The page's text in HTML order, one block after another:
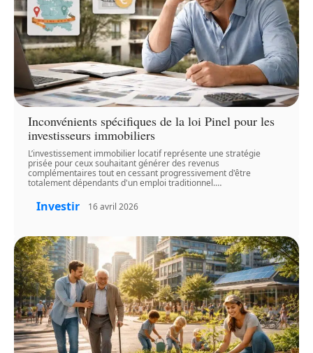
Inconvénients spécifiques de la loi Pinel pour les
investisseurs immobiliers
L’investissement immobilier locatif représente une stratégie
prisée pour ceux souhaitant générer des revenus
complémentaires tout en cessant progressivement d'être
totalement dépendants d'un emploi traditionnel.…
Investir 16 avril 2026